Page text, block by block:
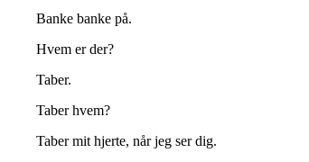
Banke banke på.
Hvem er der?
Taber.
Taber hvem?
Taber mit hjerte, når jeg ser dig.